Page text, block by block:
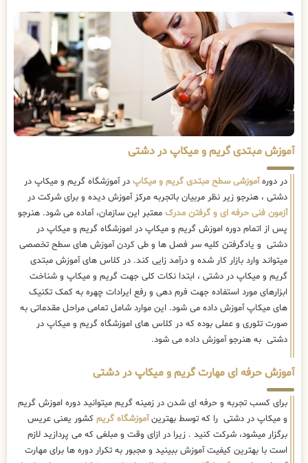
آموزش مبتدی گریم و میکاپ در دشتی
در دورهآموزشی سطح مبتدی گریم و میکاپ در آموزشگاه گریم و میکاپ در
دشتی ، هنرجو زیر نظر مربیان باتجربه مرکز آموزش دیده و برای شرکت در
آزمون فنی حرفه ای و گرفتن مدرک معتبر این سازمان، آماده می شود. هنرجو
پس از اتمام دوره اموزش گریم و میکاپ در اموزشگاه گریم و میکاپ در
دشتی و یادگرفتن کلیه سر فصل ها و طی کردن آموزش های سطح تخصصی
میتواند وارد بازار کار شده و درآمد زایی کند. در کلاس های آموزش مبتدی
گریم و میکاپ در دشتی ، ابتدا نکات کلی جهت گریم و میکاپ و شناخت
ابزارهای مورد استفاده جهت فرم دهی و رفع ایرادات چهره به کمک تکنیک
های میکاپ آموزش داده می شود. این موارد شامل تمامی مراحل مقدماتی به
صورت تئوری و عملی بوده که در کلاس های اموزشگاه گریم و میکاپ در
دشتی به هنرجو آموزش داده می شود.
آموزش حرفه ای مهارت گریم و میکاپ در دشتی
برای کسب تجربه و حرفه ای شدن در زمینه گریم میتوانید دوره اموزش گریم
و میکاپ در دشتی را که توسط بهترینآموزشگاه گریم کشور یعنی عریس
برگزار میشود، شرکت کنید . زیرا در ازای وقت و مبلغی که می پردازید لازم
است با بهترین کیفیت آموزش ببینید و مجبور به تکرار دوره ها برای مهارت